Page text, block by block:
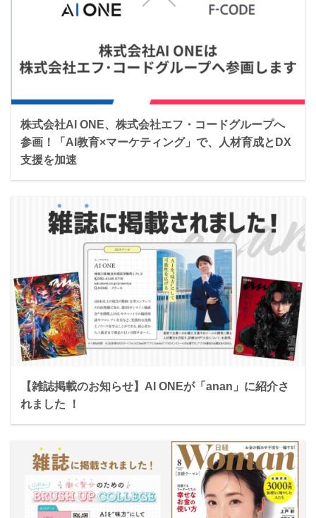
株式会社AI ONE、株式会社エフ・コードグループへ
参画！「AI教育×マーケティング」で、人材育成とDX
支援を加速
【雑誌掲載のお知らせ】AI ONEが「anan」に紹介さ
れました ！